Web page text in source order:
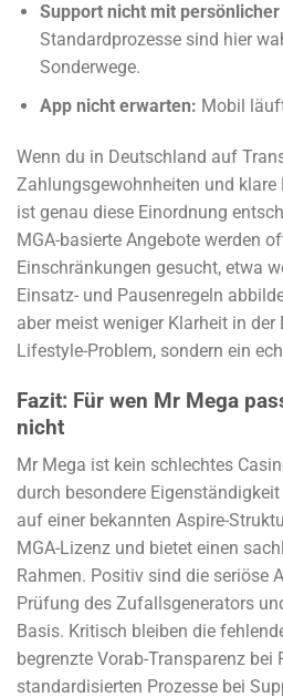
Support nicht mit
Standardprozesse sind hier
Sonderwege.
App nicht erwarten: Mobil
Wenn du in Deutschland auf
Zahlungsgewohnheiten und klare
ist genau diese Einordnung
MGA-basierte Angebote werden
Einschränkungen gesucht, etwa
Einsatz- und Pausenregeln
aber meist weniger Klarheit in
Lifestyle-Problem, sondern ein
Fazit: Für wen Mr Mega
nicht
Mr Mega ist kein schlechtes
durch besondere
auf einer bekannten Aspire-
MGA-Lizenz und bietet einen
Rahmen. Positiv sind die seriöse
Prüfung des Zufallsgenerators
Basis. Kritisch bleiben die
begrenzte Vorab-Transparenz bei
standardisierten Prozesse bei